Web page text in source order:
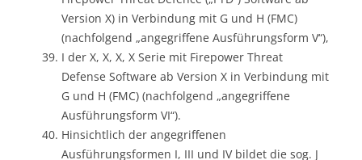
Version X) in Verbindung mit G und H (FMC)
(nachfolgend „angegriffene Ausführungsform V“),
I der X, X, X, X Serie mit Firepower Threat
Defense Software ab Version X in Verbindung mit
G und H (FMC) (nachfolgend „angegriffene
Ausführungsform VI“).
Hinsichtlich der angegriffenen
Ausführungsformen I, III und IV bildet die sog. J